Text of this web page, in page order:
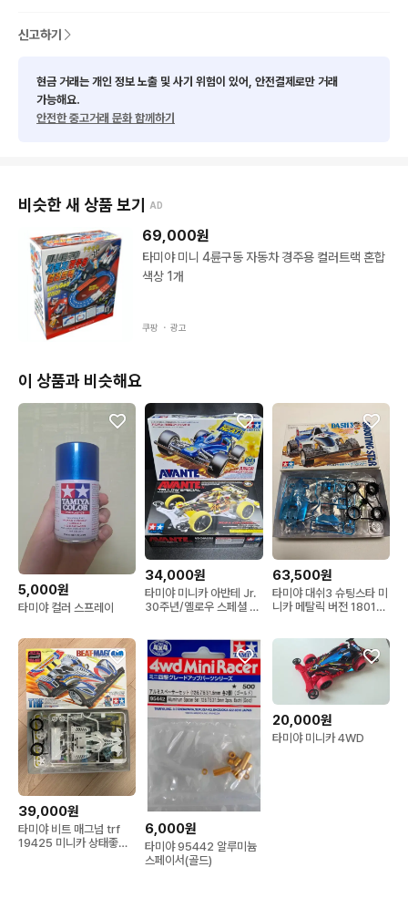
신고하기
현금 거래는 개인 정보 노출 및 사기 위험이 있어, 안전결제로만 거래
가능해요.
안전한 중고거래 문화 함께하기
비슷한 새 상품 보기 AD
69,000원
타미야 미니 4륜구동 자동차 경주용 컬러트랙 혼합
색상 1개
쿠팡 ・ 광고
이 상품과 비슷해요
5,000원
타미야 컬러 스프레이
34,000원
타미야 미니카 아반테 Jr.
30주년/옐로우 스페셜 2
63,500원
타미야 대쉬3 슈팅스타 미
니카 메탈릭 버전 18019
39,000원
타미야 비트 매그넘 trf
19425 미니카 상태좋음
6,000원
타미야 95442 알루미늄
스페이서(골드)
20,000원
타미야 미니카 4WD